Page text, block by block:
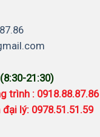
21:30)
trình : 0918.88.87.86
lý: 0978.51.51.59